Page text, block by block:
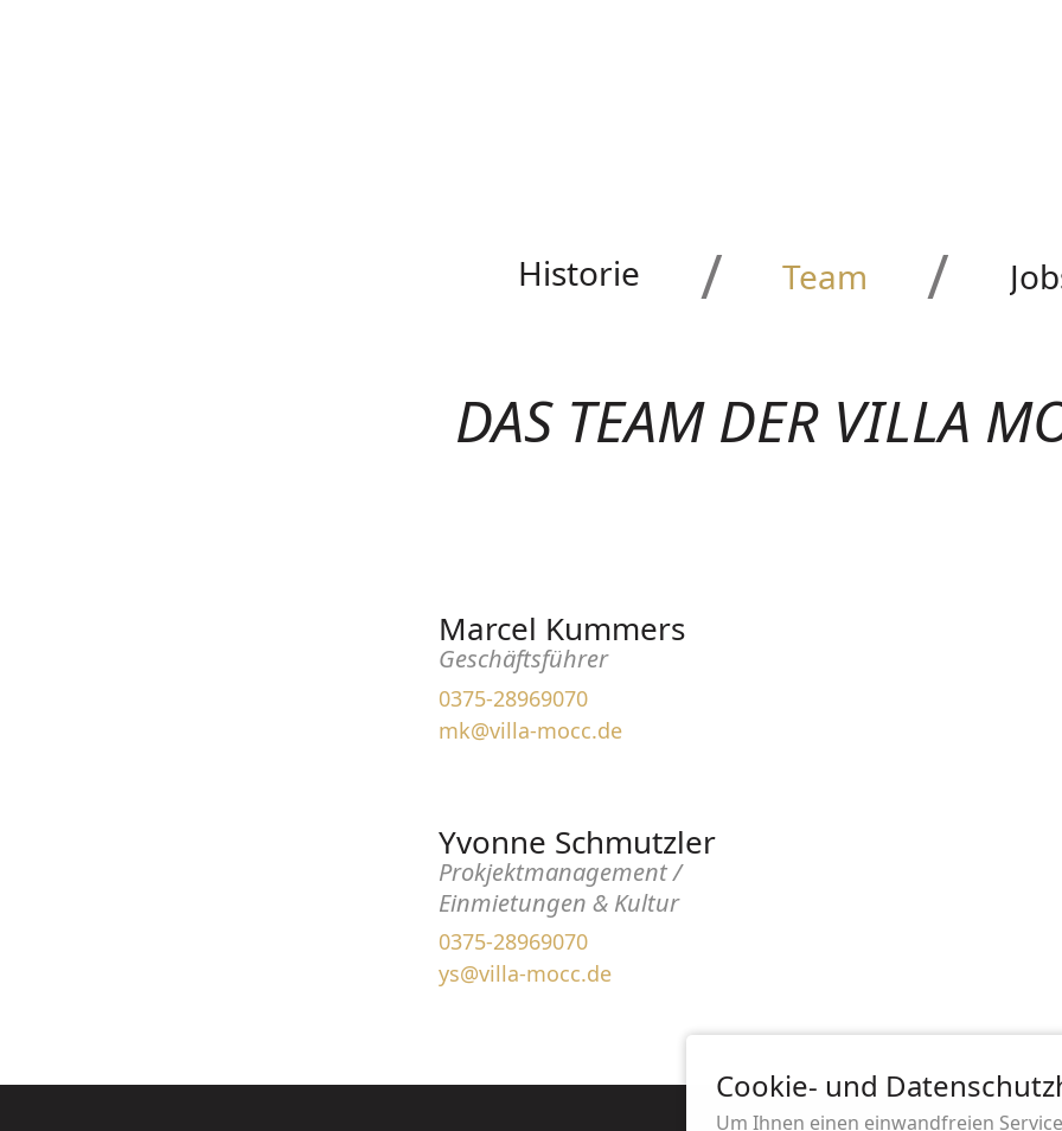
Historie Team
DAS TEAM DER VILLA
Marcel Kummers
Geschäftsführer
0375-28969070
mk@villa-mocc.de
Yvonne Schmutzler
Prokjektmanagement /
Einmietungen & Kultur
0375-28969070
ys@villa-mocc.de
Cookie- und
Um Ihnen einen einwandfreien